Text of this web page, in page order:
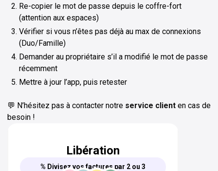
Re-copier le mot de passe depuis le coffre-fort
(attention aux espaces)
Vérifier si vous n’êtes pas déjà au max de connexions
(Duo/Famille)
Demander au propriétaire s’il a modifié le mot de passe
récemment
Mettre à jour l’app, puis retester
💬 N’hésitez pas à contacter notre service client en cas de
besoin !
Libération
% Divisez vos factures par 2 ou 3